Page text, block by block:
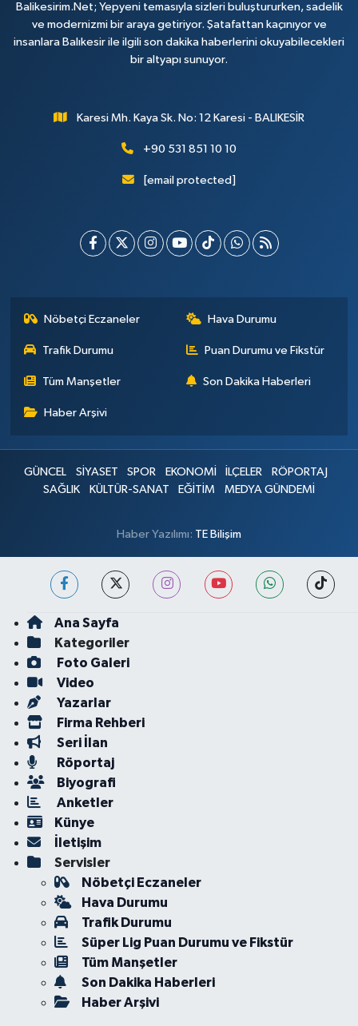
Balikesirim.Net; Yepyeni temasıyla sizleri buluştururken, sadelik
ve modernizmi bir araya getiriyor. Şatafattan kaçınıyor ve
insanlara Balıkesir ile ilgili son dakika haberlerini okuyabilecekleri
bir altyapı sunuyor.
Karesi Mh. Kaya Sk. No: 12 Karesi - BALIKESİR
+90 531 851 10 10
[email protected]
Nöbetçi Eczaneler Hava Durumu
Trafik Durumu Puan Durumu ve Fikstür
Tüm Manşetler Son Dakika Haberleri
Haber Arşivi
GÜNCEL SİYASET SPOR EKONOMİ İLÇELER
RÖPORTAJ
SAĞLIK
KÜLTÜR-SANAT EĞİTİM MEDYA GÜNDEMİ
Haber Yazılımı: TE Bilişim
Ana Sayfa
Kategoriler
Foto Galeri
Video
Yazarlar
Firma Rehberi
Seri İlan
Röportaj
Biyografi
Anketler
Künye
İletişim
Servisler
Nöbetçi Eczaneler
Hava Durumu
Trafik Durumu
Süper Lig Puan Durumu ve Fikstür
Tüm Manşetler
Son Dakika Haberleri
Haber Arşivi